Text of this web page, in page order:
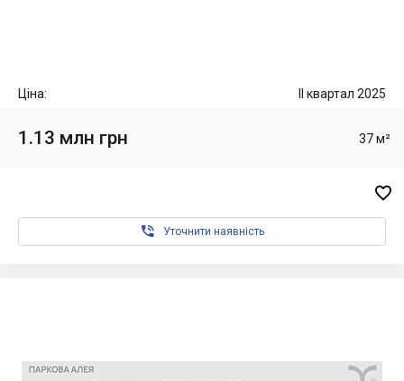
Ціна: II квартал 2025
1.13 млн грн 37 м²

 Уточнити наявність